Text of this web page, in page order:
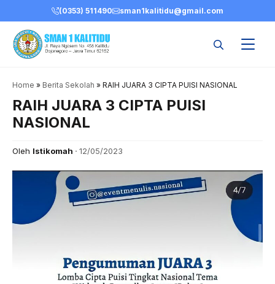
to
content
(0353) 511490 sman1kalitidu@gmail.com
Home » Berita Sekolah » RAIH JUARA 3 CIPTA PUISI NASIONAL
RAIH JUARA 3 CIPTA PUISI
NASIONAL
Oleh Istikomah 12/05/2023